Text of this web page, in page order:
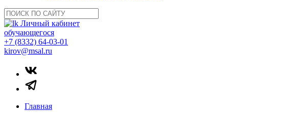
Личный кабинет
обучающегося
+7 (8332) 64-03-01
kirov@msal.ru
Главная